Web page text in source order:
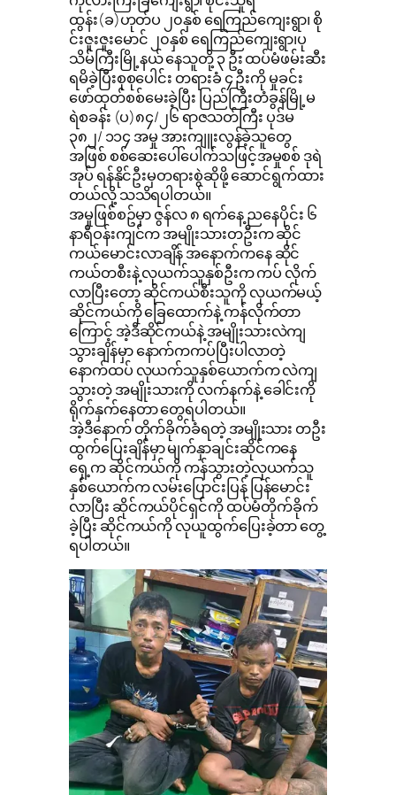
ထွန်း(ခ)ဟုတ်ပ ၂၀နှစ် ရေကြည်ကျေးရွာ၊ စို
င်းဇူးဇူးမောင် ၂၀နှစ် ရေကြည်ကျေးရွာ၊ပု
သိမ်ကြီးမြို့နယ် နေသူတို့ ၃ ဦး ထပ်မံဖမ်းဆီး
ရမိခဲ့ပြီးစုစုပေါင်း တရားခံ ၄ ဦးကို မှုခင်း
ဖော်ထုတ်စစ်မေးခဲ့ပြီး ပြည်ကြီးတံခွန်မြို့မ
ရဲစခန်း (ပ)၈၄/၂၆ ရာဇသတ်ကြီး ပုဒ်မ
၃၈၂/ ၁၁၄ အမှု အားကျူးလွန်ခဲ့သူတွေ
အဖြစ် စစ်ဆေးပေါ်ပေါက်သဖြင့်အမှုစစ် ဒုရဲ
အုပ် ရန်နိုင်ဦးမှတရားစွဲဆိုဖို့ ဆောင်ရွက်ထား
တယ်လို့ သသိရပါတယ်။
အမှုဖြစ်စဥ်မှာ ဇွန်လ ၈ ရက်နေ့ ညနေပိုင်း ၆
နာရီဝန်းကျင်က အမျိုးသားတဦးက ဆိုင်
ကယ်မောင်းလာချိန် အနောက်ကနေ ဆိုင်
ကယ်တစီးနဲ့ လုယက်သူနှစ်ဦးက ကပ် လိုက်
လာပြီးတော့ ဆိုင်ကယ်စီးသူကို လုယက်မယ့်
ဆိုင်ကယ်ကို ခြေထောက်နဲ့ ကန်လိုက်တာ
ကြောင့် အဲ့ဒီဆိုင်ကယ်နဲ့ အမျိုးသားလဲကျ
သွားချိန်မှာ နောက်ကကပ်ပြီးပါလာတဲ့
နောက်ထပ် လုယက်သူနှစ်ယောက်က လဲကျ
သွားတဲ့ အမျိုးသားကို လက်နက်နဲ့ ခေါင်းကို
ရိုက်နှက်နေတာ တွေရပါတယ်။
အဲ့ဒီနောက် တိုက်ခိုက်ခံရတဲ့ အမျိုးသား တဦး
ထွက်ပြေးချိန်မှာ မျက်နှာချင်းဆိုင်ကနေ
ရှေ့က ဆိုင်ကယ်ကို ကန်သွားတဲ့လုယက်သူ
နှစ်ယောက်က လမ်းပြောင်းပြန် ပြန်မောင်း
လာပြီး ဆိုင်ကယ်ပိုင်ရှင်ကို ထပ်မံတိုက်ခိုက်
ခဲ့ပြီး ဆိုင်ကယ်ကို လုယူထွက်ပြေးခဲ့တာ တွေ့
ရပါတယ်။